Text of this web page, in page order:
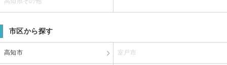
市区から探す
高知市 室戸市